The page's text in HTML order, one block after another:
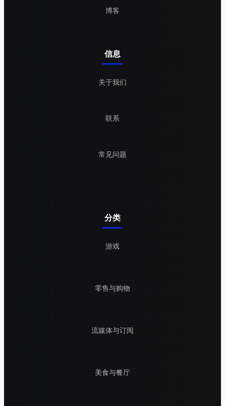
博客
信息
关于我们
联系
常见问题
分类
游戏
零售与购物
流媒体与订阅
美食与餐厅